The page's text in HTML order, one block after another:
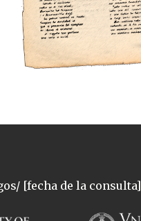
[fecha de la consulta]